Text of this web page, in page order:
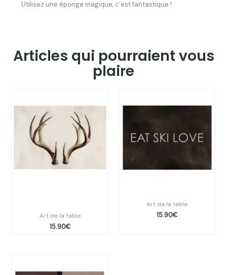
Utilisez une éponge magique, c’est fantastique !
Articles qui pourraient vous
plaire
Art de la table
15.90€
Art de la table
15.90€